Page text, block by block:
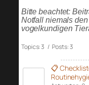
Bitte beachtet:
Notfall niemals
vogelkundigen
Topics: 3 / Posts: 3
📋